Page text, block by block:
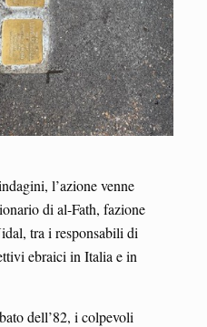
l’azione venne
di al-Fath, fazione
tra i responsabili di
ebraici in Italia e in
dell’82, i colpevoli